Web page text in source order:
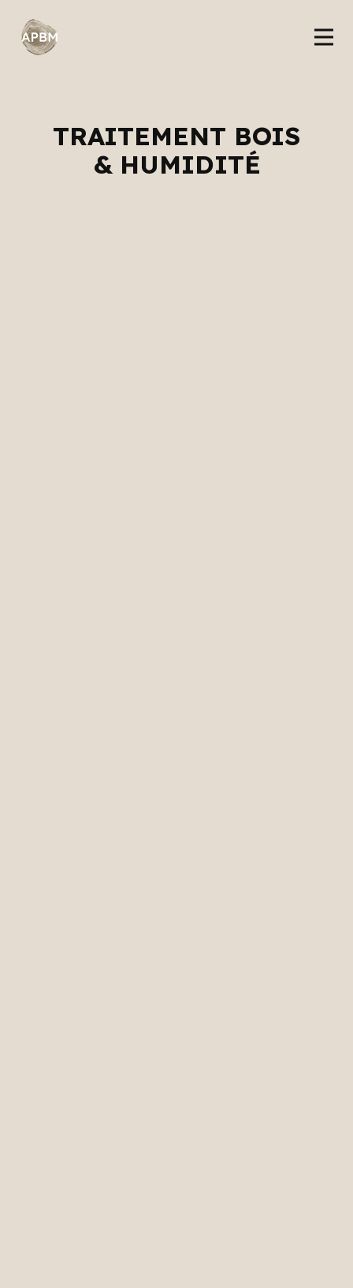
TRAITEMENT BOIS
& HUMIDITÉ